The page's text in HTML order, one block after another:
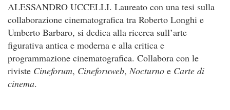
ALESSANDRO UCCELLI. Laureato con una tesi sulla
collaborazione cinematografica tra Roberto Longhi e
Umberto Barbaro, si dedica alla ricerca sull’arte
figurativa antica e moderna e alla critica e
programmazione cinematografica. Collabora con le
riviste Cineforum, Cineforuweb,Nocturno e Carte di
cinema.